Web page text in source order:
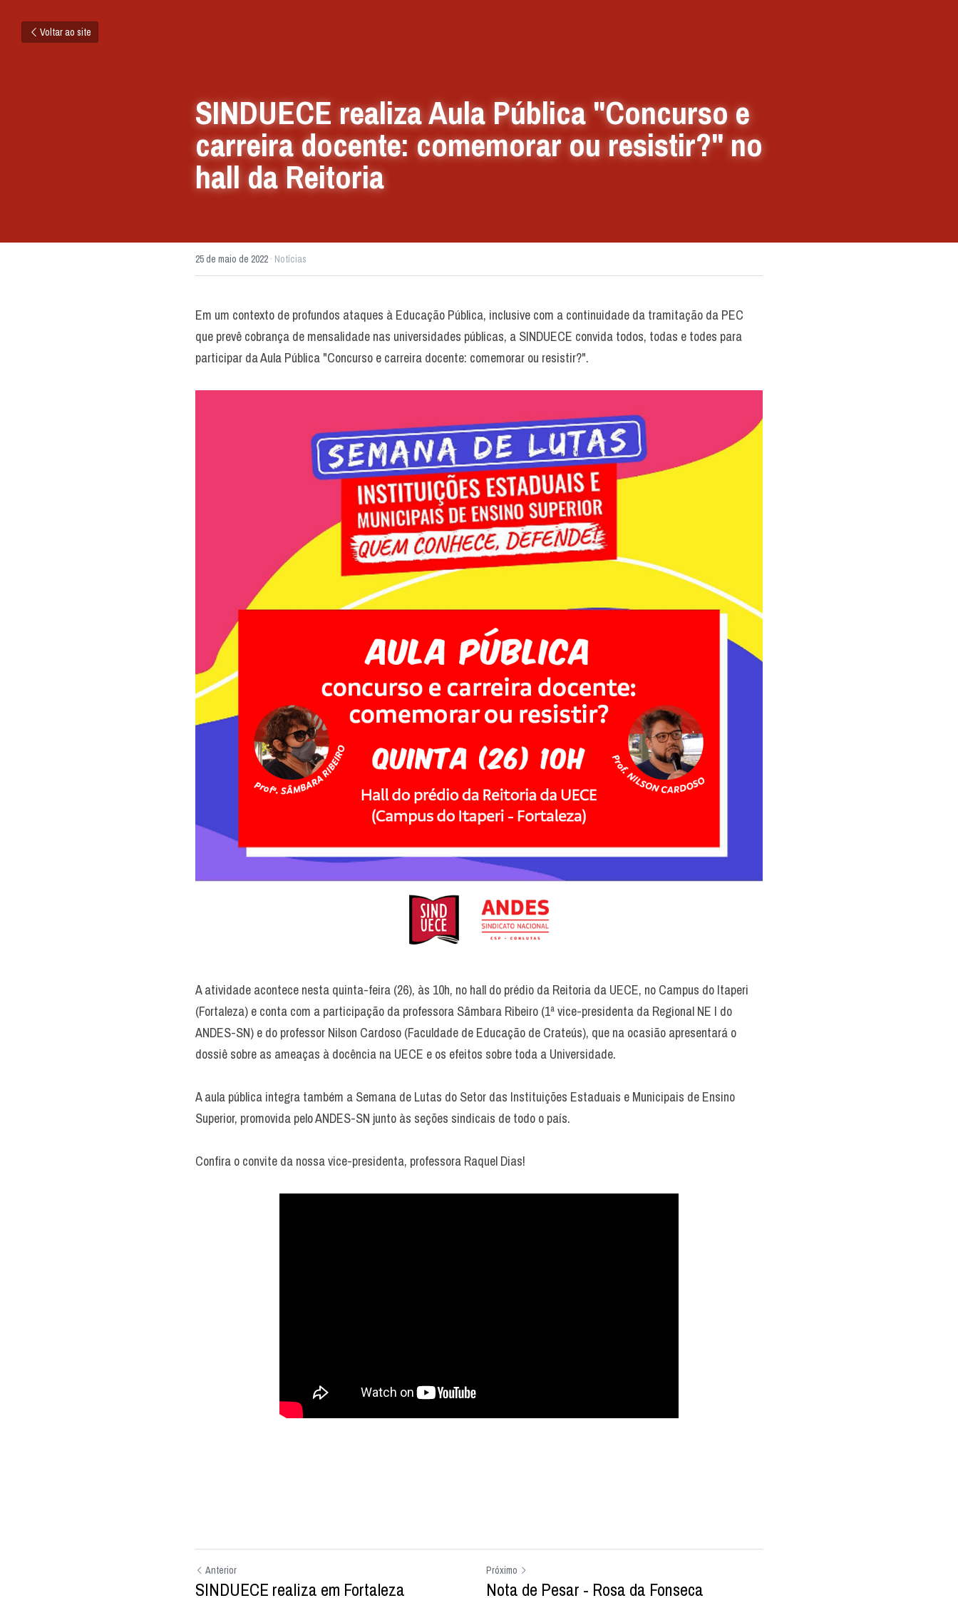
Voltar ao site
SINDUECE realiza Aula Pública "Concurso e
carreira docente: comemorar ou resistir?" no
hall da Reitoria
25 de maio de 2022 · Notícias
Em um contexto de profundos ataques à Educação Pública, inclusive com a continuidade da tramitação da PEC
que prevê cobrança de mensalidade nas universidades públicas, a SINDUECE convida todos, todas e todes para
participar da Aula Pública "Concurso e carreira docente: comemorar ou resistir?".
A atividade acontece nesta quinta-feira (26), às 10h, no hall do prédio da Reitoria da UECE, no Campus do Itaperi
(Fortaleza) e conta com a participação da professora Sâmbara Ribeiro (1ª vice-presidenta da Regional NE I do
ANDES-SN) e do professor Nilson Cardoso (Faculdade de Educação de Crateús), que na ocasião apresentará o
dossiê sobre as ameaças à docência na UECE e os efeitos sobre toda a Universidade.
A aula pública integra também a Semana de Lutas do Setor das Instituições Estaduais e Municipais de Ensino
Superior, promovida pelo ANDES-SN junto às seções sindicais de todo o país.
Confira o convite da nossa vice-presidenta, professora Raquel Dias!
Anterior
SINDUECE realiza em Fortaleza
Próximo
Nota de Pesar - Rosa da Fonseca